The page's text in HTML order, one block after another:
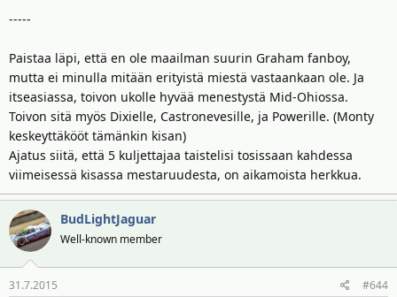
-----
Paistaa läpi, että en ole maailman suurin Graham fanboy,
mutta ei minulla mitään erityistä miestä vastaankaan ole. Ja
itseasiassa, toivon ukolle hyvää menestystä Mid-Ohiossa.
Toivon sitä myös Dixielle, Castronevesille, ja Powerille. (Monty
keskeyttäkööt tämänkin kisan)
Ajatus siitä, että 5 kuljettajaa taistelisi tosissaan kahdessa
viimeisessä kisassa mestaruudesta, on aikamoista herkkua.
BudLightJaguar
Well-known member
31.7.2015 #644